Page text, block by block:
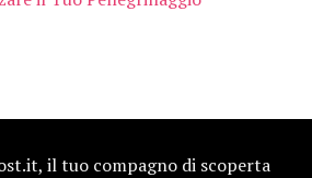
il tuo compagno di scoperta